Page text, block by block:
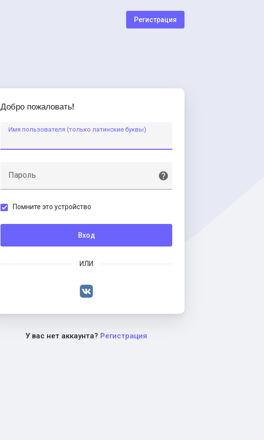
Регистрация
Добро пожаловать!
Имя пользователя (только латинские буквы)
Пароль
Помните это устройство
Вход
ИЛИ
У вас нет аккаунта? Регистрация